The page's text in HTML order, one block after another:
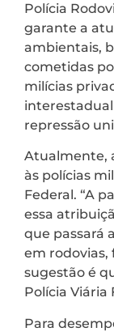
Polícia
garante a
ambientais,
cometidas
milícias
repressão
Atualmente,
às polícias
Federal. “A
essa
que passará
em rodovias,
sugestão é
Polícia Viária
Para